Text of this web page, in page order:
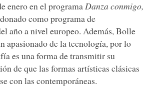
enero en el programa Danza conmigo,
como programa de
año a nivel europeo. Además, Bolle
apasionado de la tecnología, por lo
es una forma de transmitir su
de que las formas artísticas clásicas
con las contemporáneas.